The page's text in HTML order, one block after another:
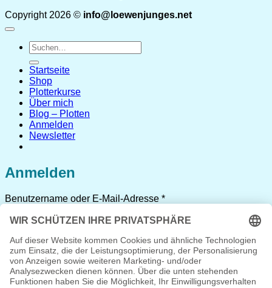
Copyright 2026 © info@loewenjunges.net
Suchen
nach:
Startseite
Shop
Plotterkurse
Über mich
Blog – Plotten
Anmelden
Newsletter
Anmelden
Benutzername oder E-Mail-Adresse *Erforderlich
Angemeldet bleiben Anmelden
Passwort vergessen?